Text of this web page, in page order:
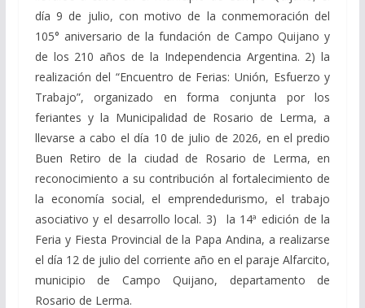
día 9 de julio, con motivo de la conmemoración del
105° aniversario de la fundación de Campo Quijano y
de los 210 años de la Independencia Argentina. 2) la
realización del “Encuentro de Ferias: Unión, Esfuerzo y
Trabajo”, organizado en forma conjunta por los
feriantes y la Municipalidad de Rosario de Lerma, a
llevarse a cabo el día 10 de julio de 2026, en el predio
Buen Retiro de la ciudad de Rosario de Lerma, en
reconocimiento a su contribución al fortalecimiento de
la economía social, el emprendedurismo, el trabajo
asociativo y el desarrollo local. 3) la 14ª edición de la
Feria y Fiesta Provincial de la Papa Andina, a realizarse
el día 12 de julio del corriente año en el paraje Alfarcito,
municipio de Campo Quijano, departamento de
Rosario de Lerma.